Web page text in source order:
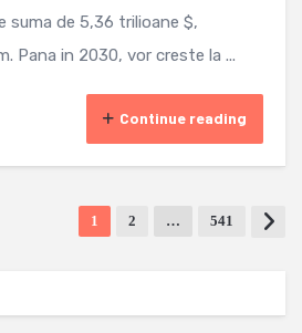
suma de 5,36 trilioane $,
Pana in 2030, vor creste la ...
Continue reading
1 2 … 541